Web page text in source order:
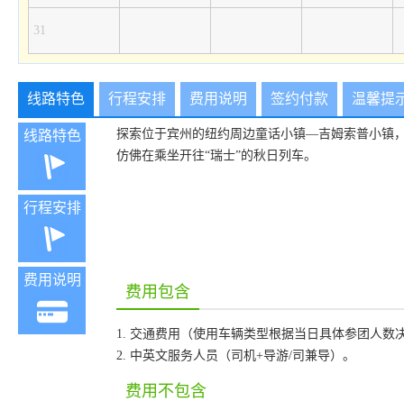
31
线路特色 行程安排 费用说明 签约付款 温馨提
线路特色
探索位于宾州的纽约周边童话小镇—吉姆索普小镇
仿佛在乘坐开往“瑞士”的秋日列车。
行程安排
费用说明
费用包含
1. 交通费用（使用车辆类型根据当日具体参团人数
2. 中英文服务人员（司机+导游/司兼导）。
费用不包含